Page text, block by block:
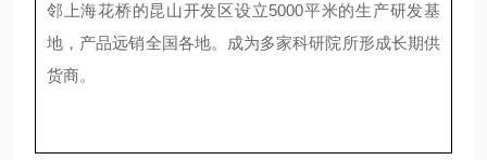
邻上海花桥的昆山开发区设立5000平米的生产研发基
地，产品远销全国各地。成为多家科研院所形成长期供
货商。